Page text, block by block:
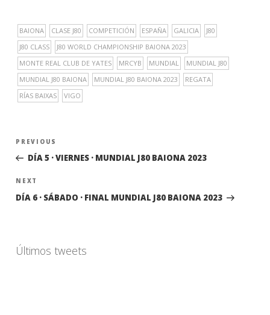
BAIONA CLASE J80 COMPETICIÓN ESPAÑA GALICIA
J80
J80 CLASS
J80 WORLD CHAMPIONSHIP BAIONA 2023
MONTE REAL CLUB DE YATES
MRCYB MUNDIAL
MUNDIAL J80
MUNDIAL J80 BAIONA
MUNDIAL J80 BAIONA 2023
REGATA
RÍAS BAIXAS
VIGO
Navegación
entradas
Previous
Post
PREVIOUS
DÍA 5 · VIERNES · MUNDIAL J80 BAIONA 2023
Next
Post
NEXT
DÍA 6 · SÁBADO · FINAL MUNDIAL J80 BAIONA 2023
Últimos tweets